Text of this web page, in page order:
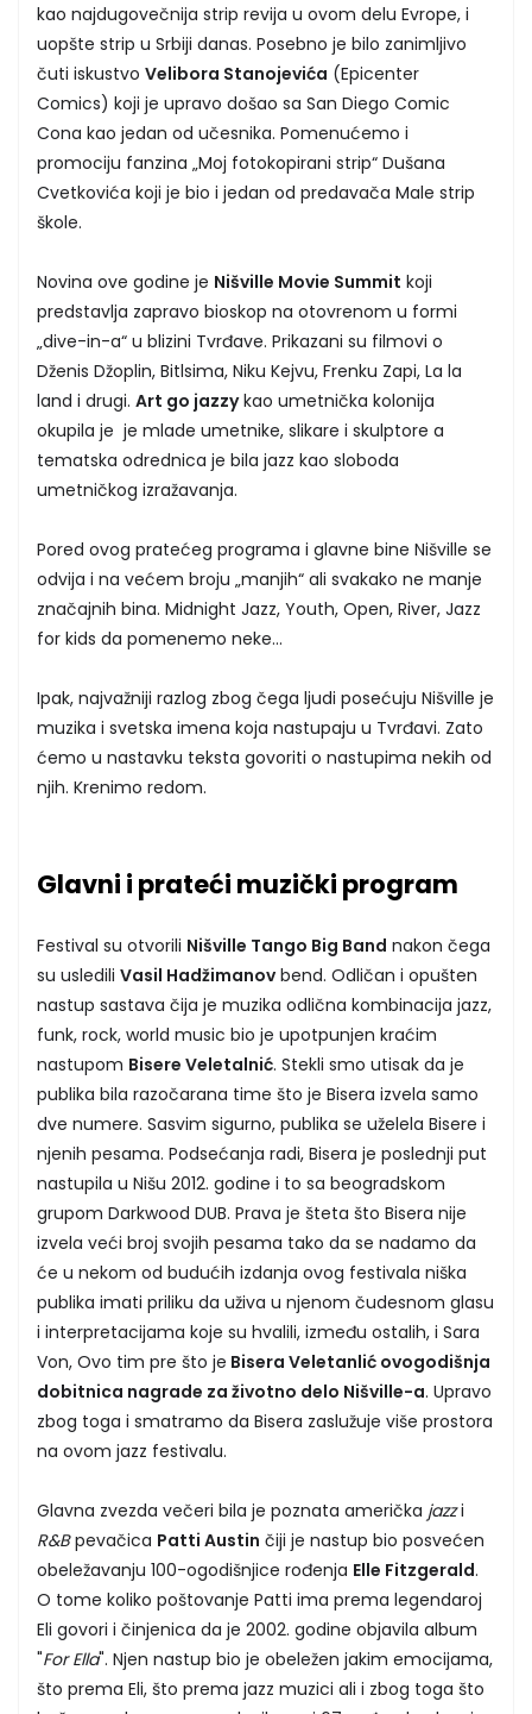
kao najdugovečnija strip revija u ovom delu Evrope, i
uopšte strip u Srbiji danas. Posebno je bilo zanimljivo
čuti iskustvo Velibora Stanojevića (Epicenter
Comics) koji je upravo došao sa San Diego Comic
Cona kao jedan od učesnika. Pomenućemo i
promociju fanzina „Moj fotokopirani strip“ Dušana
Cvetkovića koji je bio i jedan od predavača Male strip
škole.
Novina ove godine je Nišville Movie Summit koji
predstavlja zapravo bioskop na otovrenom u formi
„dive-in-a“ u blizini Tvrđave. Prikazani su filmovi o
Dženis Džoplin, Bitlsima, Niku Kejvu, Frenku Zapi, La la
land i drugi. Art go jazzykao umetnička kolonija
okupila je je mlade umetnike, slikare i skulptore a
tematska odrednica je bila jazz kao sloboda
umetničkog izražavanja.
Pored ovog pratećeg programa i glavne bine Nišville se
odvija i na većem broju „manjih“ ali svakako ne manje
značajnih bina. Midnight Jazz, Youth, Open, River, Jazz
for kids da pomenemo neke...
Ipak, najvažniji razlog zbog čega ljudi posećuju Nišville je
muzika i svetska imena koja nastupaju u Tvrđavi. Zato
ćemo u nastavku teksta govoriti o nastupima nekih od
njih. Krenimo redom.
Glavni i prateći muzički program
Festival su otvorili Nišville Tango Big Band nakon čega
su usledili Vasil Hadžimanov bend. Odličan i opušten
nastup sastava čija je muzika odlična kombinacija jazz,
funk, rock, world music bio je upotpunjen kraćim
nastupom Bisere Veletalnić. Stekli smo utisak da je
publika bila razočarana time što je Bisera izvela samo
dve numere. Sasvim sigurno, publika se uželela Bisere i
njenih pesama. Podsećanja radi, Bisera je poslednji put
nastupila u Nišu 2012. godine i to sa beogradskom
grupom Darkwood DUB. Prava je šteta što Bisera nije
izvela veći broj svojih pesama tako da se nadamo da
će u nekom od budućih izdanja ovog festivala niška
publika imati priliku da uživa u njenom čudesnom glasu
i interpretacijama koje su hvalili, između ostalih, i Sara
Von, Ovo tim pre što je Bisera Veletanlić ovogodišnja
dobitnica nagrade za životno delo Nišville-a. Upravo
zbog toga i smatramo da Bisera zaslužuje više prostora
na ovom jazz festivalu.
Glavna zvezda večeri bila je poznata američka jazzi
R&Bpevačica Patti Austin čiji je nastup bio posvećen
obeležavanju 100-ogodišnjice rođenja Elle Fitzgerald.
O tome koliko poštovanje Patti ima prema legendaroj
Eli govori i činjenica da je 2002. godine objavila album
"For Ella". Njen nastup bio je obeležen jakim emocijama,
što prema Eli, što prema jazz muzici ali i zbog toga što